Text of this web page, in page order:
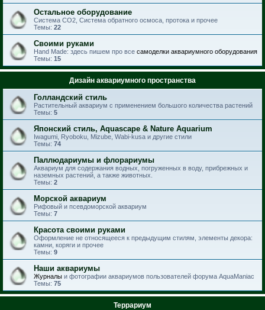
Остальное оборудование
Система CO2, Система обратного осмоса, протока и прочее
Темы: 22
Своими руками
Hand Made: здесь пишем про все самоделки аквариумного оборудования
Темы: 15
Дизайн аквариумного пространства
Голландский стиль
Растительный аквариум с применением большого количества растений
Темы: 5
Японский стиль, Aquascape & Nature Aquarium
Iwagumi, Ryoboku, Mizube, Wabi-kusa и другие стили
Темы: 74
Паллюдариумы и флорариумы
Аквариум для содержания водных, погруженных в воду, прибрежных и
наземных растений, а также животных.
Темы: 2
Морской аквариум
Рифовый и псевдоморской аквариум
Темы: 7
Красота своими руками
Оформление не относящееся к предыдущим стилям, элементы декора:
камни, коряги и прочее
Темы: 9
Наши аквариумы
Журналы и фотографии аквариумов пользователей форума AquaManiac
Темы: 75
Террариум